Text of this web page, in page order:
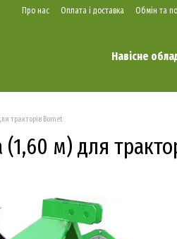
Про нас Оплата і доставка Обмін та
Навісне
тракторів Bomet
(1,60 м) для